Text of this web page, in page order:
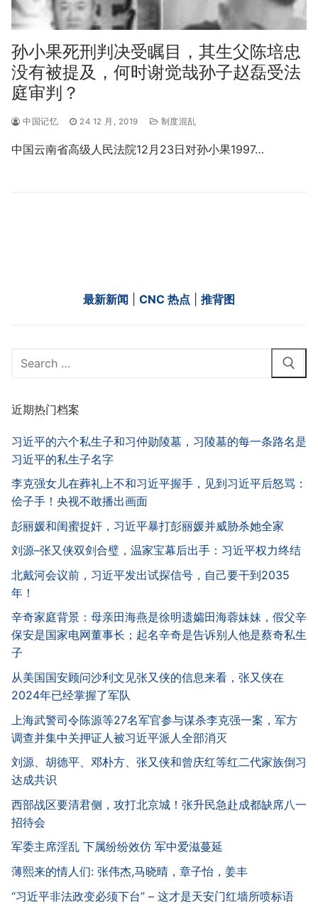
孙小果死刑判决受瞩目，其生父陈培忠
没有被提及，何时谢觉哉孙子赵磊受法
庭审判？
中国记忆 24 12 月, 2019 制度混乱
中国云南省高级人民法院12月23日对孙小果1997…
最新新闻 CNC 热点 推背图
Search
近期热门档案
习近平的六个私生子和习仲勋陵墓，习陵墓的每一条路名是
习近平的私生子名字
李克强女儿在葬礼上不和习近平握手，见到习近平后怒骂：
侩子手！央视不敢播出画面
彭丽媛和闺蜜捉奸，习近平暴打彭丽媛并威胁杀她全家
刘源–张又侠双剑合璧，温家宝幕后出手：习近平权力终结
北戴河会议前，习近平发出试探信号，自己要干到2035
年！
辛奇家庭背景：母亲田海燕是徐明遗孀田海蓉妹妹，假父辛
保安是国家电网董事长；起名辛奇是告诉别人他是蔡奇私生
子
从美国国安顾问沙利文见张又侠的信息来看，张又侠在
2024年已经掌握了军队
上海武警司令陈源等27名军官参与谋杀李克强一案，军方
调查并集中关押证人被习近平派人全部消灭
刘源、胡德平、邓朴方、张又侠和曾庆红等红二代家族倒习
达成共识
西部战区要清君侧，攻打北京城！张升民急赴成都缺席八一
招待会
军委主席淫乱 下属纷纷效仿 军中爱滋蔓延
薄熙来的情人们: 张伟杰,马晓晴，章子怡，姜丰
“习近平非法政变必须下台” – 这才是天安门红墙所喷标语